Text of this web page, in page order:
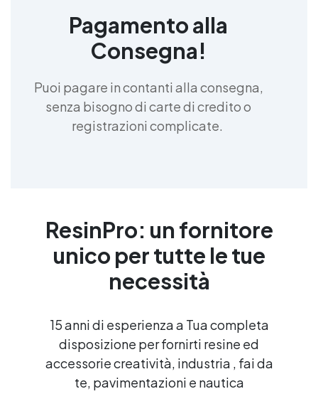
Pagamento alla
Consegna!
Puoi pagare in contanti alla consegna,
senza bisogno di carte di credito o
registrazioni complicate.
ResinPro: un fornitore
unico per tutte le tue
necessità
15 anni di esperienza a Tua completa
disposizione per fornirti resine ed
accessorie creatività, industria , fai da
te, pavimentazioni e nautica